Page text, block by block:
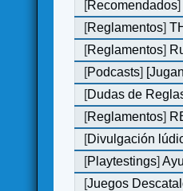
[Recomendados]
[Reglamentos]
[Reglamentos]
[Podcasts]
[Dudas de
[Reglamentos]
[Divulgación
[Playtestings]
[Juegos